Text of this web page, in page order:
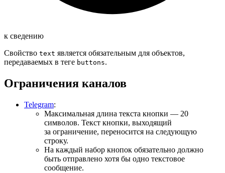
к сведению
Свойство text является обязательным для объектов,
передаваемых в теге buttons.
Ограничения каналов
Telegram:
Максимальная длина текста кнопки — 20
символов. Текст кнопки, выходящий
за ограничение, переносится на следующую
строку.
На каждый набор кнопок обязательно должно
быть отправлено хотя бы одно текстовое
сообщение.